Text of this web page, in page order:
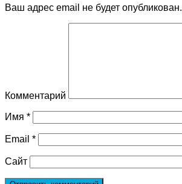
Ваш адрес email не будет опубликован.
Комментарий
Имя *
Email *
Сайт